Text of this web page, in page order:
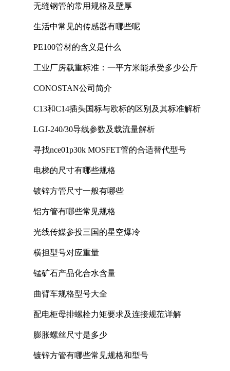
无缝钢管的常用规格及壁厚
生活中常见的传感器有哪些呢
PE100管材的含义是什么
工业厂房载重标准：一平方米能承受多少公斤
CONOSTAN公司简介
C13和C14插头国标与欧标的区别及其标准解析
LGJ-240/30导线参数及载流量解析
寻找nce01p30k MOSFET管的合适替代型号
电梯的尺寸有哪些规格
镀锌方管尺寸一般有哪些
铝方管有哪些常见规格
光线传媒参投三国的星空爆冷
横担型号对应重量
锰矿石产品化合水含量
曲臂车规格型号大全
配电柜母排螺栓力矩要求及连接规范详解
膨胀螺丝尺寸是多少
镀锌方管有哪些常见规格和型号